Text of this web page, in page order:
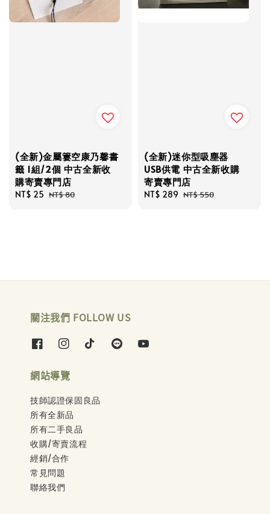
(全新)金屬簍空康乃馨書
籤 1組/2個 中古全新收
購寄賣專門店
Sale
NT$ 25 Regular
NT$ 80
(全新)迷你型吸塵器
USB供電 中古全新收購
寄賣專門店
Sale
NT$ 289 Regular
NT$ 550
關注我們 FOLLOW US
網站導覽
技師認證保固良品
所有全新品
所有二手良品
收購/寄賣流程
經銷/合作
常見問題
聯絡我們